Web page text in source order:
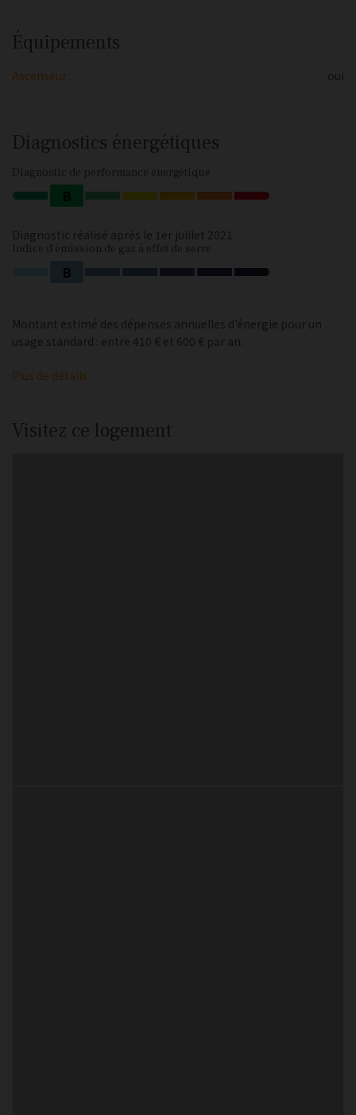
Équipements
Ascenseur : oui
Diagnostics énergétiques
Diagnostic de performance énergétique
B
Diagnostic réalisé après le 1er juillet 2021
Indice d'émission de gaz à effet de serre
B
Montant estimé des dépenses annuelles d'énergie pour un
usage standard : entre 410 € et 600 € par an.
Plus de détails
Visitez ce logement